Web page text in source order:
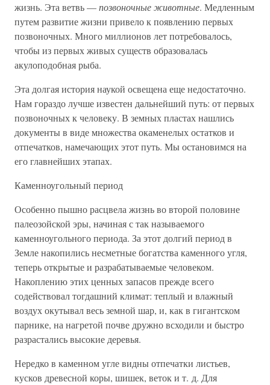
жизнь. Эта ветвь —позвоночные животные. Медленным
путем развитие жизни привело к появлению первых
позвоночных. Много миллионов лет потребовалось,
чтобы из первых живых существ образовалась
акулоподобная рыба.
Эта долгая история наукой освещена еще недостаточно.
Нам гораздо лучше известен дальнейший путь: от первых
позвоночных к человеку. В земных пластах нашлись
документы в виде множества окаменелых остатков и
отпечатков, намечающих этот путь. Мы остановимся на
его главнейших этапах.
Каменноугольный период
Особенно пышно расцвела жизнь во второй половине
палеозойской эры, начиная с так называемого
каменноугольного периода. За этот долгий период в
Земле накопились несметные богатства каменного угля,
теперь открытые и разрабатываемые человеком.
Накоплению этих ценных запасов прежде всего
содействовал тогдашний климат: теплый и влажный
воздух окутывал весь земной шар, и, как в гигантском
парнике, на нагретой почве дружно всходили и быстро
разрастались высокие деревья.
Нередко в каменном угле видны отпечатки листьев,
кусков древесной коры, шишек, веток и т. д. Для